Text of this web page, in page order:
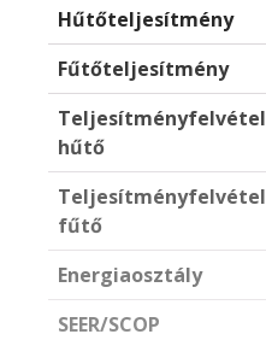
Hűtőteljesítmény
Fűtőteljesítmény
Teljesítményfelvétel
hűtő
Teljesítményfelvétel
fűtő
Energiaosztály
SEER/SCOP